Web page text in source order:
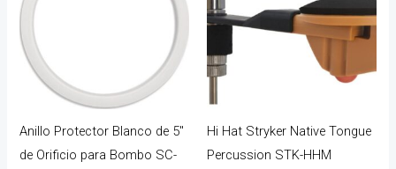
Anillo Protector Blanco de 5″
de Orificio para Bombo SC-
Hi Hat Stryker Native Tongue
Percussion STK-HHM